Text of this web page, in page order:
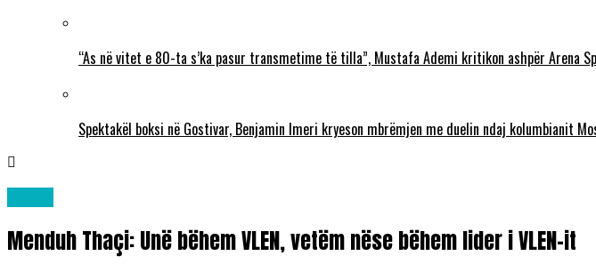
“As në vitet e 80-ta s’ka pasur transmetime të tilla”, Mustafa Ademi kritikon ashpër Arena
Spektakël boksi në Gostivar, Benjamin Imeri kryeson mbrëmjen me duelin ndaj kolumbianit
Menduh Thaçi: Unë bëhem VLEN, vetëm nëse bëhem lider i VLEN-it